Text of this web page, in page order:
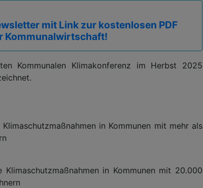
mit Link zur kostenlosen PDF
Kommunalwirtschaft!
Kommunalen Klimakonferenz im Herbst 2025
in Kommunen mit mehr als
in Kommunen mit 20.000